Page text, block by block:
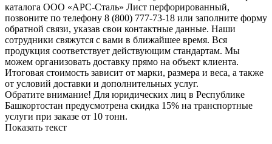
каталога ООО «АРС-Сталь» Лист перфорированный,
позвоните по телефону 8 (800) 777-73-18 или заполните форму
обратной связи, указав свои контактные данные. Наши
сотрудники свяжутся с вами в ближайшее время. Вся
продукция соответствует действующим стандартам. Мы
можем организовать доставку прямо на объект клиента.
Итоговая стоимость зависит от марки, размера и веса, а также
от условий доставки и дополнительных услуг.
Обратите внимание! Для юридических лиц в Республике
Башкортостан предусмотрена скидка 15% на транспортные
услуги при заказе от 10 тонн.
Показать текст